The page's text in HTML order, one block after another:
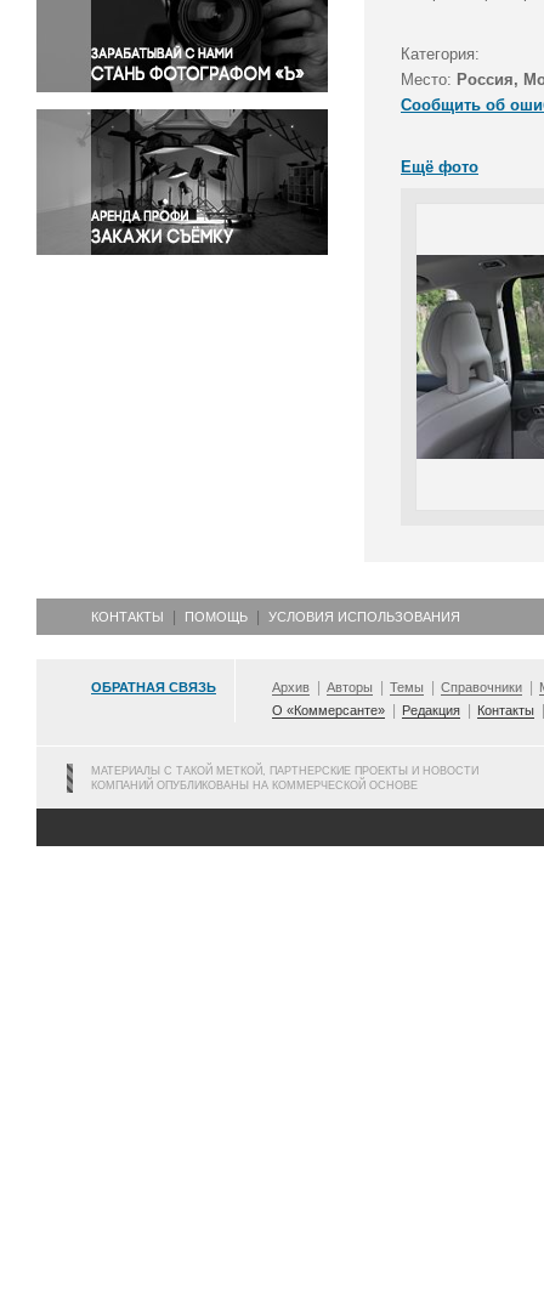
Правосудие
Происшествия и конфликты
Религия
Светская жизнь
Спорт
Экология
Экономика и бизнес
Категория:
Место: Россия,
Сообщить об
Ещё фото
КОНТАКТЫ ПОМОЩЬ УСЛОВИЯ ИСПОЛЬЗОВАНИЯ
ОБРАТНАЯ СВЯЗЬ Архив Авторы Темы Справочники
О «Коммерсанте»
Редакция Контакты
МАТЕРИАЛЫ С ТАКОЙ МЕТКОЙ, ПАРТНЕРСКИЕ ПРОЕКТЫ И НОВОСТИ
КОМПАНИЙ ОПУБЛИКОВАНЫ НА КОММЕРЧЕСКОЙ ОСНОВЕ